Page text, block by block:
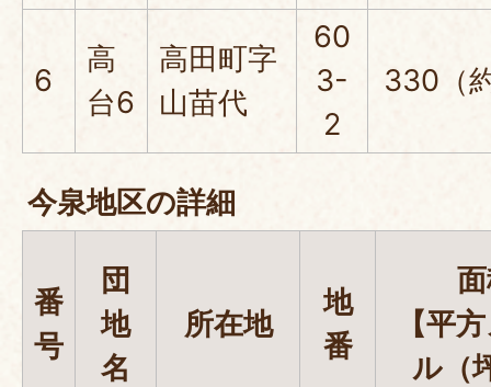
6
高
台6
高田町字
山苗代
60
3-
2
330（
今泉地区の詳細
番
号
団
地
名
所在地
地
番
【平
ル（